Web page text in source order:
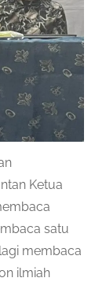
Ketua
satu
membaca
ilmiah